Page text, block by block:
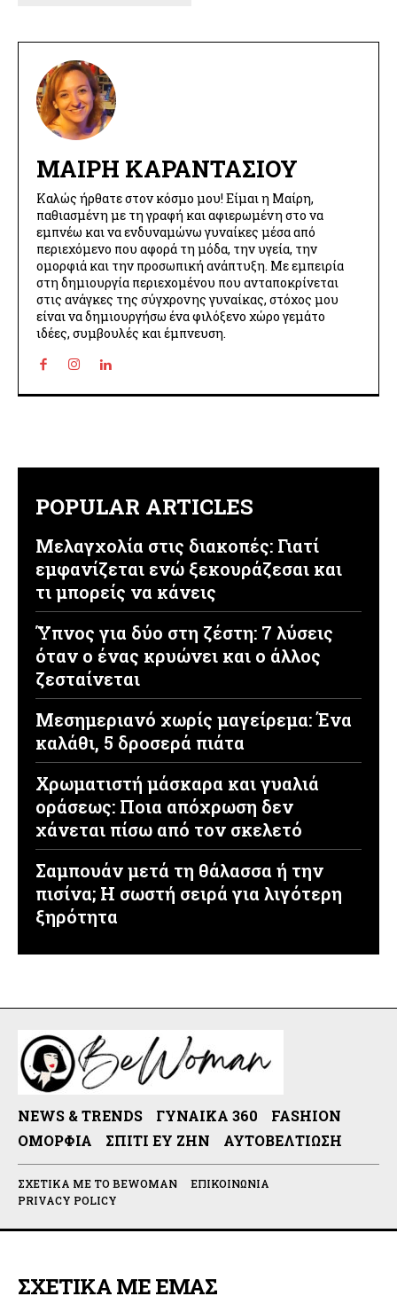
ΜΑΊΡΗ ΚΑΡΑΝΤΆΣΙΟΥ
Καλώς ήρθατε στον κόσμο μου! Είμαι η Μαίρη,
παθιασμένη με τη γραφή και αφιερωμένη στο να
εμπνέω και να ενδυναμώνω γυναίκες μέσα από
περιεχόμενο που αφορά τη μόδα, την υγεία, την
ομορφιά και την προσωπική ανάπτυξη. Με εμπειρία
στη δημιουργία περιεχομένου που ανταποκρίνεται
στις ανάγκες της σύγχρονης γυναίκας, στόχος μου
είναι να δημιουργήσω ένα φιλόξενο χώρο γεμάτο
ιδέες, συμβουλές και έμπνευση.
POPULAR ARTICLES
Μελαγχολία στις διακοπές: Γιατί
εμφανίζεται ενώ ξεκουράζεσαι και
τι μπορείς να κάνεις
Ύπνος για δύο στη ζέστη: 7 λύσεις
όταν ο ένας κρυώνει και ο άλλος
ζεσταίνεται
Μεσημεριανό χωρίς μαγείρεμα: Ένα
καλάθι, 5 δροσερά πιάτα
Χρωματιστή μάσκαρα και γυαλιά
οράσεως: Ποια απόχρωση δεν
χάνεται πίσω από τον σκελετό
Σαμπουάν μετά τη θάλασσα ή την
πισίνα; Η σωστή σειρά για λιγότερη
ξηρότητα
NEWS & TRENDS ΓΥΝΑΊΚΑ 360
FASHION
ΟΜΟΡΦΙΆ
ΣΠΊΤΙ ΕΥ ΖΗΝ ΑΥΤΟΒΕΛΤΊΩΣΗ
ΣΧΕΤΙΚΆ ΜΕ ΤΟ BEWOMAN
ΕΠΙΚΟΙΝΩΝΊΑ
PRIVACY POLICY
ΣΧΕΤΙΚΑ ΜΕ ΕΜΑΣ